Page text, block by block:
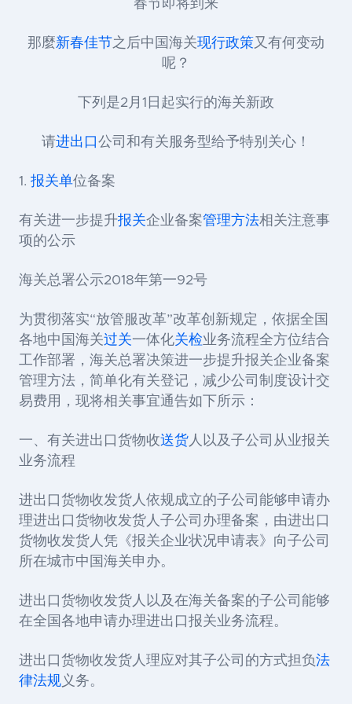
春节即将到来
那麼新春佳节之后中国海关现行政策 又有何变动
呢？
下列是2月1日起实行的海关新政
请进出口 公司和有关服务型给予特别关心！
1. 报关单位备案
有关进一步提升报关企业备案管理方法相关注意事
项的公示
海关总署公示2018年第一92号
为贯彻落实“放管服改革”改革创新规定，依据全国
各地中国海关过关一体化关检业务流程全方位结合
工作部署，海关总署决策进一步提升报关企业备案
管理方法，简单化有关登记，减少公司制度设计交
易费用，现将相关事宜通告如下所示：
一、有关进出口货物收送货人以及子公司从业报关
业务流程
进出口货物收发货人依规成立的子公司能够申请办
理进出口货物收发货人子公司办理备案，由进出口
货物收发货人凭《报关企业状况申请表》向子公司
所在城市中国海关申办。
进出口货物收发货人以及在海关备案的子公司能够
在全国各地申请办理进出口报关业务流程。
进出口货物收发货人理应对其子公司的方式担负法
律法规义务。